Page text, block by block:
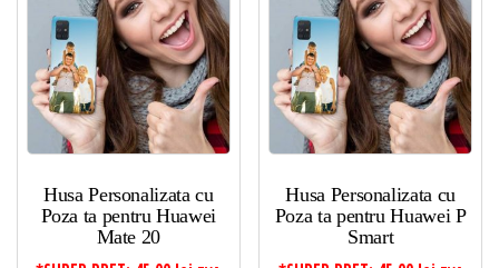
Husa Personalizata cu
Poza ta pentru Huawei
Mate 20
Husa Personalizata cu
Poza ta pentru Huawei P
Smart